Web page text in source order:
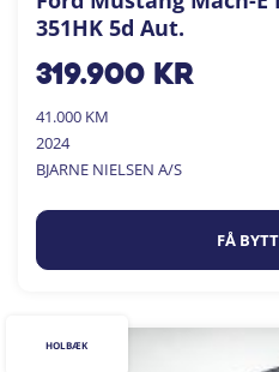
351HK 5d Aut.
319.900kr
41.000 KM
2024
BJARNE NIELSEN A/S
FÅ
HOLBÆK